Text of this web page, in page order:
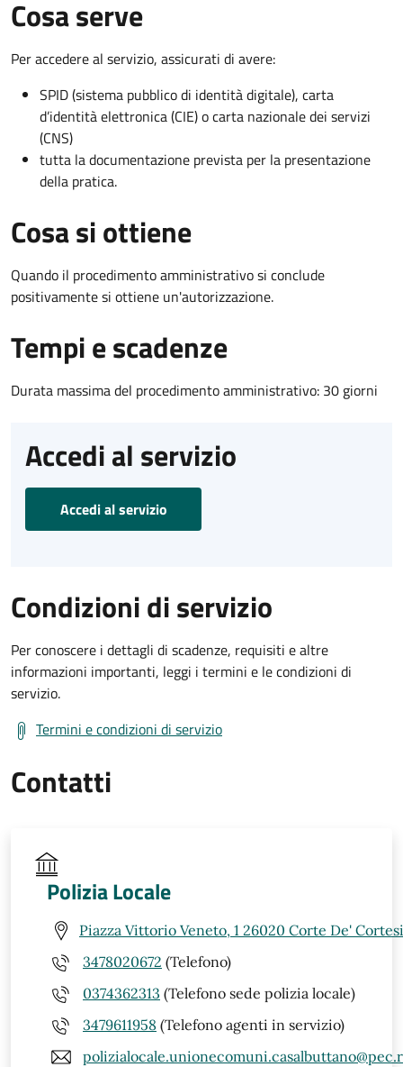
Cosa serve
Per accedere al servizio, assicurati di avere:
SPID (sistema pubblico di identità digitale), carta
d’identità elettronica (CIE) o carta nazionale dei servizi
(CNS)
tutta la documentazione prevista per la presentazione
della pratica.
Cosa si ottiene
Quando il procedimento amministrativo si conclude
positivamente si ottiene un'autorizzazione.
Tempi e scadenze
Durata massima del procedimento amministrativo: 30 giorni
Accedi al servizio
Accedi al servizio
Condizioni di servizio
Per conoscere i dettagli di scadenze, requisiti e altre
informazioni importanti, leggi i termini e le condizioni di
servizio.
Termini e condizioni di servizio
Contatti
Polizia Locale
Piazza Vittorio Veneto, 1 26020 Corte De'
3478020672 (Telefono)
0374362313 (Telefono sede polizia locale)
3479611958 (Telefono agenti in servizio)